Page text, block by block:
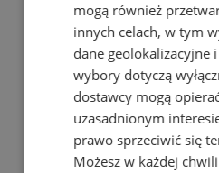
mogą również
innych celach, w tym
dane geolokalizacyjne
wybory dotyczą
dostawcy mogą
uzasadnionym
prawo sprzeciwić się
Możesz w każdej